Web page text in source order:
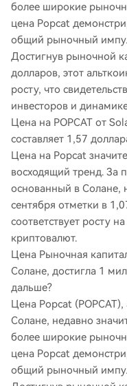
более широкие
цена Popcat
общий рыночный
Достигнув рыночной
долларов, этот
росту, что
инвесторов и
Цена на POPCAT от
составляет 1,57
Цена на Popcat
восходящий тренд. За
основанный в Солане,
сентября отметки в
соответствует росту
криптовалют.
Цена Рыночная
Солане, достигла 1
дальше?
Цена Popcat
Солане, недавно
более широкие
цена Popcat
общий рыночный